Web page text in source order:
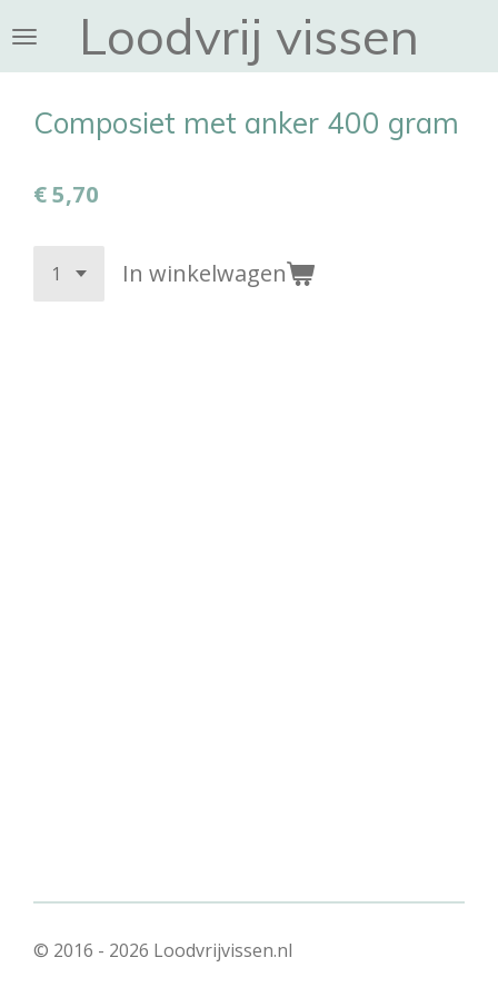
direct
naar
hoofdinhoud
Loodvrij vissen
Composiet met anker 400 gram
€ 5,70
In winkelwagen
© 2016 - 2026 Loodvrijvissen.nl